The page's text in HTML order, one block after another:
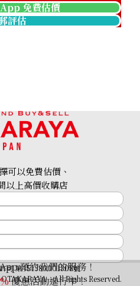
免費估價
評估
預約我們的服務！
優惠活動進行中！
可以免費估價、
以上高價收購店
可 第451380001308號
All Rights Reserved.